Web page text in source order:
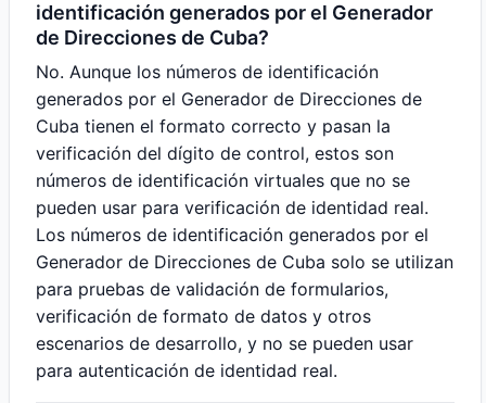
identificación generados por el Generador
de Direcciones de Cuba?
No. Aunque los números de identificación
generados por el Generador de Direcciones de
Cuba tienen el formato correcto y pasan la
verificación del dígito de control, estos son
números de identificación virtuales que no se
pueden usar para verificación de identidad real.
Los números de identificación generados por el
Generador de Direcciones de Cuba solo se utilizan
para pruebas de validación de formularios,
verificación de formato de datos y otros
escenarios de desarrollo, y no se pueden usar
para autenticación de identidad real.